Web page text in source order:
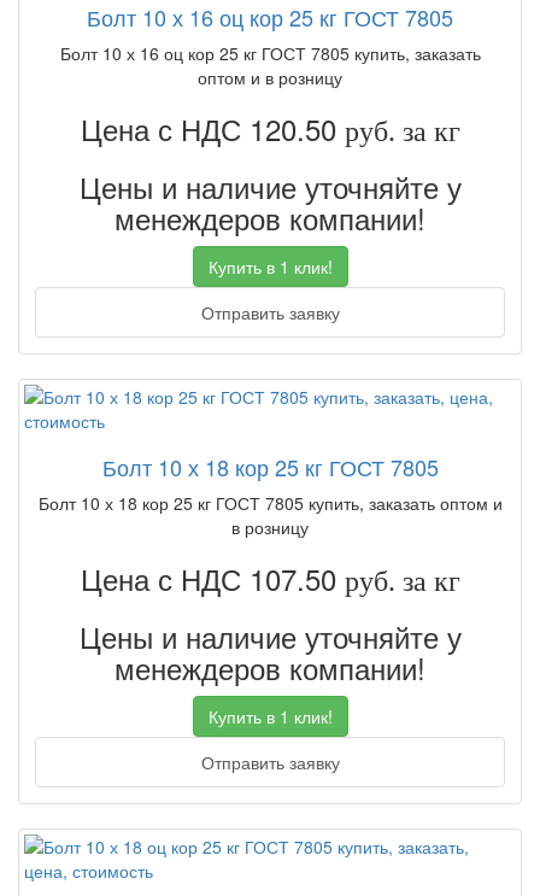
Болт 10 х 16 оц кор 25 кг ГОСТ 7805
Болт 10 х 16 оц кор 25 кг ГОСТ 7805 купить, заказать
оптом и в розницу
Цена с НДС 120.50 руб. за кг
Цены и наличие уточняйте у
менеждеров компании!
Купить в 1 клик!
Отправить заявку
Болт 10 х 18 кор 25 кг ГОСТ 7805
Болт 10 х 18 кор 25 кг ГОСТ 7805 купить, заказать оптом и
в розницу
Цена с НДС 107.50 руб. за кг
Цены и наличие уточняйте у
менеждеров компании!
Купить в 1 клик!
Отправить заявку